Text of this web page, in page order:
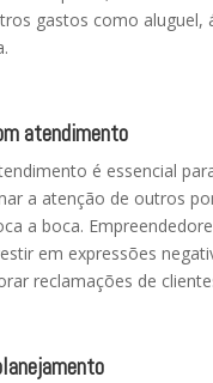
gastos como aluguel,
atendimento
é essencial
a atenção de outros
a boca.
em expressões
reclamações de